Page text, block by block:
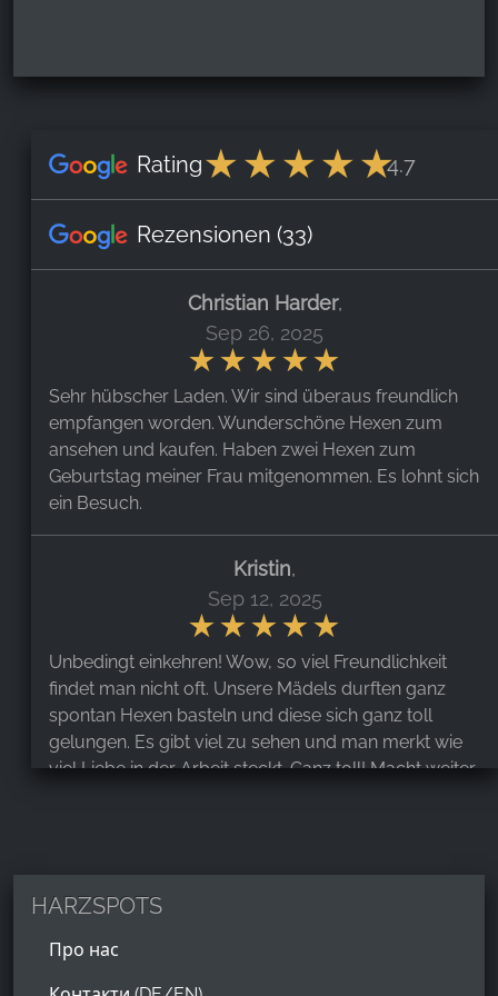
Rating 4.7
Rezensionen (33)
Christian Harder,
Sep 26, 2025
Sehr hübscher Laden. Wir sind überaus freundlich
empfangen worden. Wunderschöne Hexen zum
ansehen und kaufen. Haben zwei Hexen zum
Geburtstag meiner Frau mitgenommen. Es lohnt sich
ein Besuch.
Kristin,
Sep 12, 2025
Unbedingt einkehren! Wow, so viel Freundlichkeit
findet man nicht oft. Unsere Mädels durften ganz
spontan Hexen basteln und diese sich ganz toll
gelungen. Es gibt viel zu sehen und man merkt wie
viel Liebe in der Arbeit steckt. Ganz toll! Macht weiter
Toller Laden mit tollen Mitarbeitern. Habe mir dort
HARZSPOTS
Про нас